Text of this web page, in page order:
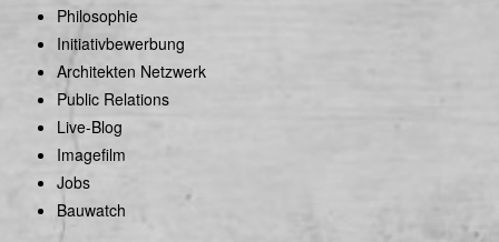
Philosophie
Initiativbewerbung
Architekten Netzwerk
Public Relations
Live-Blog
Imagefilm
Jobs
Bauwatch